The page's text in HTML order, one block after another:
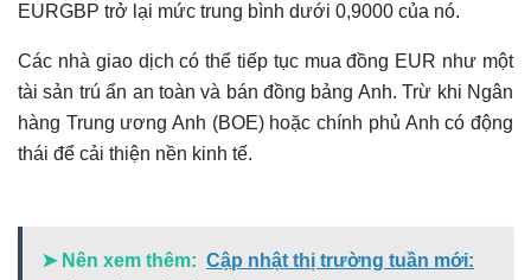
EURGBP trở lại mức trung bình dưới 0,9000 của nó.
Các nhà giao dịch có thể tiếp tục mua đồng EUR như một
tài sản trú ẩn an toàn và bán đồng bảng Anh. Trừ khi Ngân
hàng Trung ương Anh (BOE) hoặc chính phủ Anh có động
thái để cải thiện nền kinh tế.
➤ Nên xem thêm: Cập nhật thị trường tuần mới: